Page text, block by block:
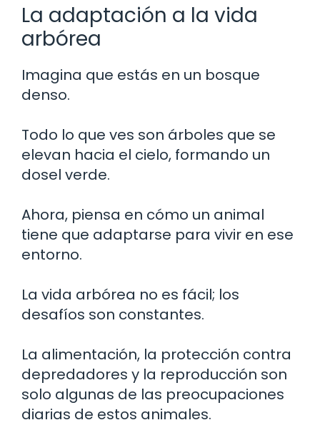
La adaptación a la vida
arbórea
Imagina que estás en un bosque
denso.
Todo lo que ves son árboles que se
elevan hacia el cielo, formando un
dosel verde.
Ahora, piensa en cómo un animal
tiene que adaptarse para vivir en ese
entorno.
La vida arbórea no es fácil; los
desafíos son constantes.
La alimentación, la protección contra
depredadores y la reproducción son
solo algunas de las preocupaciones
diarias de estos animales.